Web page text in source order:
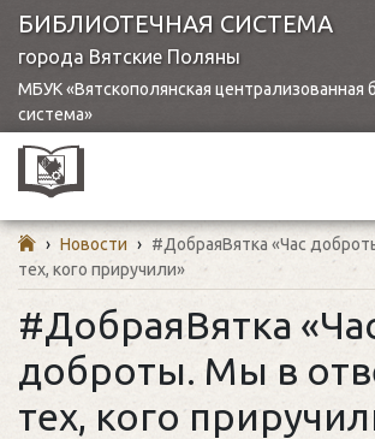
БИБЛИОТЕЧНАЯ СИСТЕМА
города Вятские Поляны
МБУК «Вятскополянская централизованная
система»
› Новости › #ДобраяВятка «Час
тех, кого приручили»
#ДобраяВятка
доброты. Мы в
тех, кого